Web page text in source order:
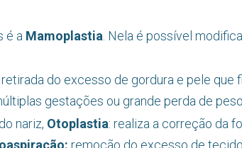
é a Mamoplastia . Nela é possível
do excesso de gordura e pele que
gestações ou grande perda de peso.
nariz, Otoplastia: realiza a correção da
remoção do excesso de